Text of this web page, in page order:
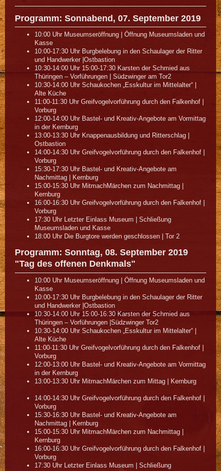
Programm: Sonnabend, 07. September 2019
10:00 Uhr Museumseröffnung | Öffnung Museumsladen und
Kasse
10:00-17:30 Uhr Burgbelebung in den Schaulager der Ritter
und Handwerker |Ostbastion
10:30-14:00 Uhr 15:00-17:30 Karsten der Schmied aus
Thüringen – Vorführungen | Südzwinger am Tor2
10:30-14:00 Uhr Schaukochen „Esskultur im Mittelalter“ |
Alte Küche
11:00-11:30 Uhr Greifvogelvorführung durch den Falkenhof |
Vorburg
12:00-14:00 Uhr Bastel- und Kreativ-Angebote am Vormittag
in der Kernburg
13:00-13:30 Uhr Knappenausbildung und Ritterschlag |
Ostbastion
14:00-14:30 Uhr Greifvogelvorführung durch den Falkenhof |
Vorburg
15:30-17:30 Uhr Bastel- und Kreativ-Angebote am
Nachmittag | Kernburg
15:00-15:30 Uhr MitmachMärchen zum Nachmittag |
Kernburg
16:00-16:30 Uhr Greifvogelvorführung durch den Falkenhof |
Vorburg
17:30 Uhr Letzter Einlass Museum | Schließung
Museumsladen und Kasse
18:00 Uhr Die Burgtore werden geschlossen | Tor 2
Programm: Sonntag, 08. September 2019
"Tag des offenen Denkmals"
10:00 Uhr Museumseröffnung | Öffnung Museumsladen und
Kasse
10:00-17:30 Uhr Burgbelebung in den Schaulager der Ritter
und Handwerker |Ostbastion
10:30-14:00 Uhr 15:00-16:30 Karsten der Schmied aus
Thüringen – Vorführungen |Südzwinger Tor2
10:30-14:00 Uhr Schaukochen „Esskultur im Mittelalter“ |
Alte Küche
11:00-11:30 Uhr Greifvogelvorführung durch den Falkenhof |
Vorburg
12:00-13:00 Uhr Bastel- und Kreativ-Angebote am Vormittag
in der Kernburg
13:00-13:30 Uhr MitmachMärchen zum Mittag | Kernburg
14:00-14:30 Uhr Greifvogelvorführung durch den Falkenhof |
Vorburg
15:30-16:30 Uhr Bastel- und Kreativ-Angebote am
Nachmittag | Kernburg
15:00-15:30 Uhr MitmachMärchen zum Nachmittag |
Kernburg
16:00-16:30 Uhr Greifvogelvorführung durch den Falkenhof |
Vorburg
17:30 Uhr Letzter Einlass Museum | Schließung